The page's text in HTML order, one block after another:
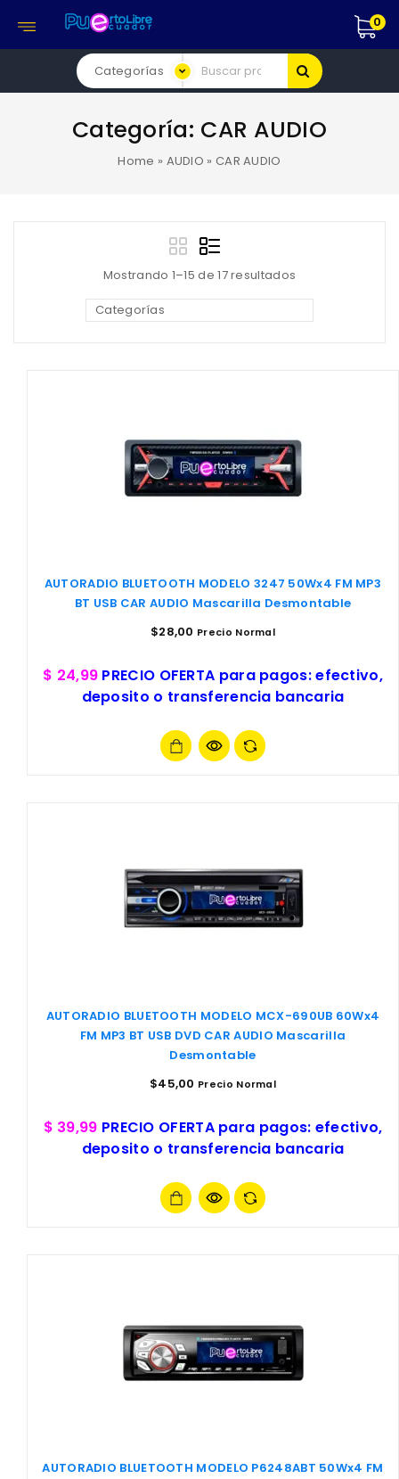
0
Categoría: CAR AUDIO
Home » AUDIO » CAR AUDIO
Mostrando 1–15 de 17 resultados
AUTORADIO BLUETOOTH MODELO 3247 50Wx4 FM MP3
BT USB CAR AUDIO Mascarilla Desmontable
$28,00 Precio Normal
$ 24,99 PRECIO OFERTA para pagos: efectivo,
deposito o transferencia bancaria
AUTORADIO BLUETOOTH MODELO MCX-690UB 60Wx4
FM MP3 BT USB DVD CAR AUDIO Mascarilla
Desmontable
$45,00 Precio Normal
$ 39,99 PRECIO OFERTA para pagos: efectivo,
deposito o transferencia bancaria
AUTORADIO BLUETOOTH MODELO P6248ABT 50Wx4 FM